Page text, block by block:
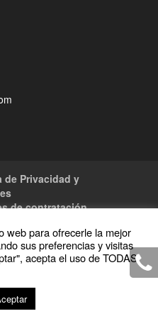
de Privacidad y
de contratación
M y M · Todos los
web para ofrecerle la mejor
sus preferencias y visitas
acepta el uso de TODAS